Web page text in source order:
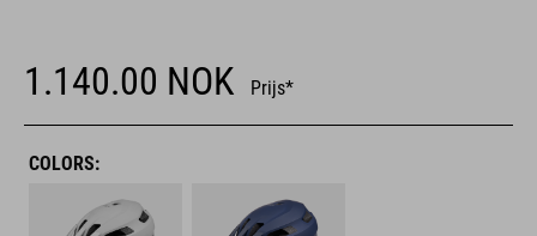
1.140.00 NOK Prijs*
COLORS: